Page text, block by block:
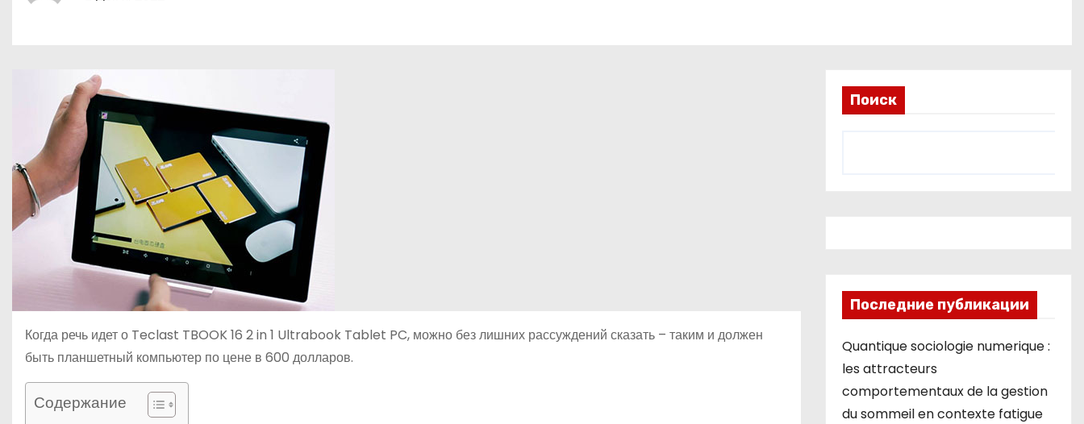
Когда речь идет о Teclast TBOOK 16 2 in 1 Ultrabook Tablet PC, можно без лишних рассуждений сказать – таким и должен
быть планшетный компьютер по цене в 600 долларов.
Содержание
Поиск
Последние публикации
Quantique sociologie numerique :
les attracteurs
comportementaux de la gestion
du sommeil en contexte fatigue
k